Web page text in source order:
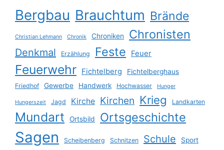
Bergbau Brauchtum Brände
Christian Lehmann Chronik Chroniken Chronisten
Denkmal Erzählung Feste Feuer
Feuerwehr Fichtelberg Fichtelberghaus
Friedhof Gewerbe Handwerk Hochwasser Hunger
Hungerszeit Jagd Kirche Kirchen Krieg Landkarten
Mundart Ortsbild Ortsgeschichte
Sagen Scheibenberg Schnitzen Schule Sport